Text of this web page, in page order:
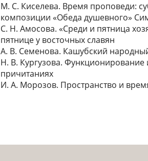
М. С. Киселева. Время проповеди:
композиции «Обеда душевного»
С. Н. Амосова. «Среди и пятница
пятнице у восточных славян
А. В. Семенова. Кашубский
Н. В. Кургузова.
причитаниях
И. А. Морозов. Пространство и